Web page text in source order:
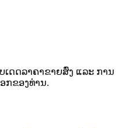
ດດລາຄາຂາຍສົ່ງ ແລະ ການ
ກຂອງທ່ານ.